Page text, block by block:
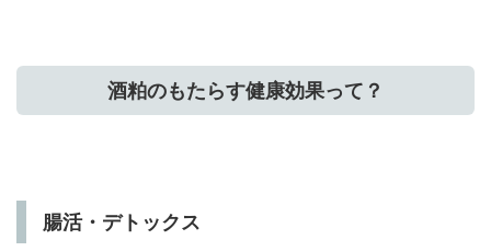
酒粕のもたらす健康効果って？
腸活・デトックス